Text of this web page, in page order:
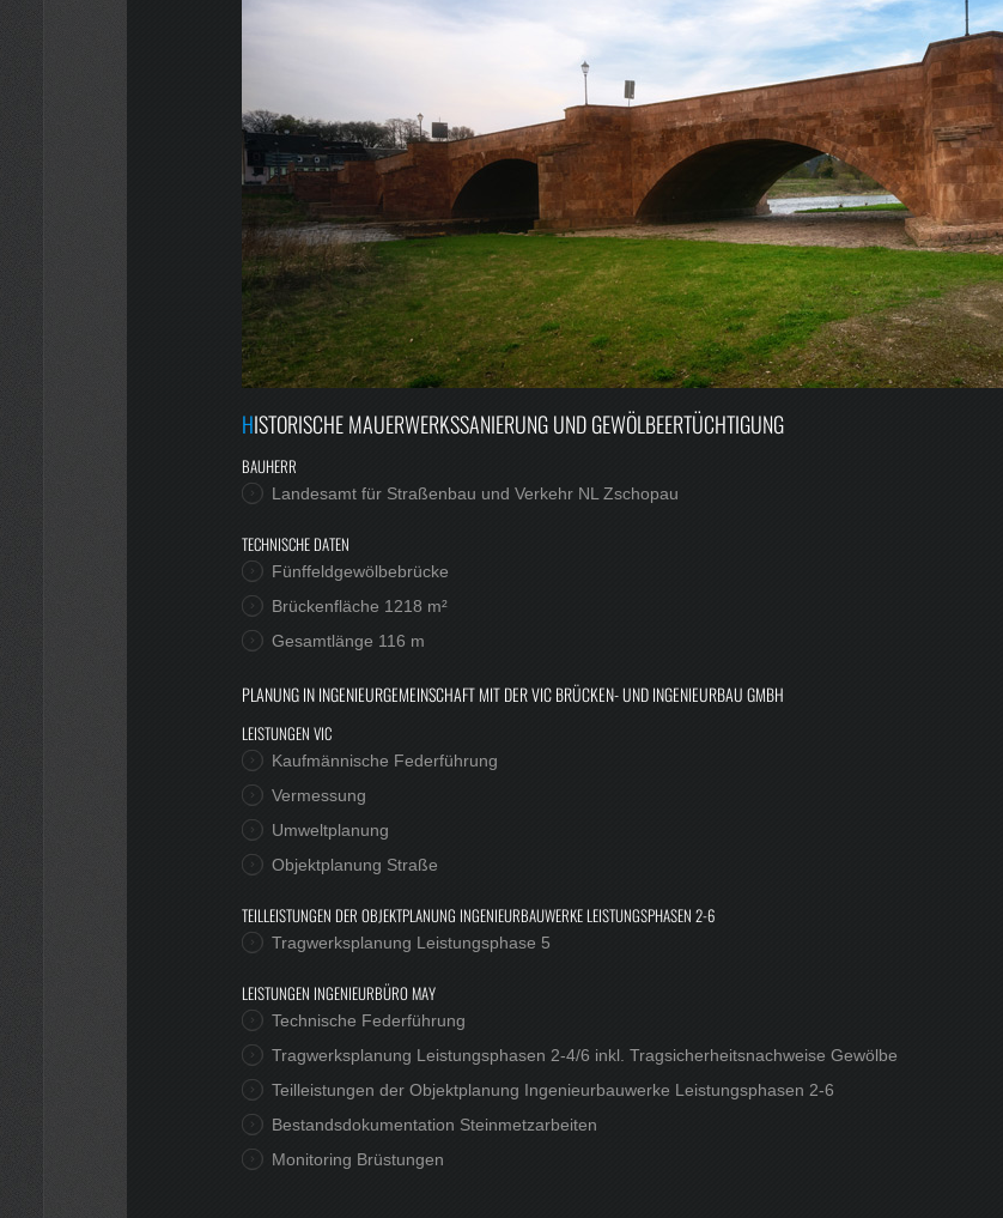
HISTORISCHE MAUERWERKSSANIERUNG UND GEWÖLBEERTÜCHTIGUNG
BAUHERR
Landesamt für Straßenbau und Verkehr NL Zschopau
TECHNISCHE DATEN
Fünffeldgewölbebrücke
Brückenfläche 1218 m²
Gesamtlänge 116 m
PLANUNG IN INGENIEURGEMEINSCHAFT MIT DER VIC BRÜCKEN- UND INGENIEURBAU GMBH
LEISTUNGEN VIC
Kaufmännische Federführung
Vermessung
Umweltplanung
Objektplanung Straße
TEILLEISTUNGEN DER OBJEKTPLANUNG INGENIEURBAUWERKE LEISTUNGSPHASEN 2-6
Tragwerksplanung Leistungsphase 5
LEISTUNGEN INGENIEURBÜRO MAY
Technische Federführung
Tragwerksplanung Leistungsphasen 2-4/6 inkl. Tragsicherheitsnachweise Gewölbe
Teilleistungen der Objektplanung Ingenieurbauwerke Leistungsphasen 2-6
Bestandsdokumentation Steinmetzarbeiten
Monitoring Brüstungen